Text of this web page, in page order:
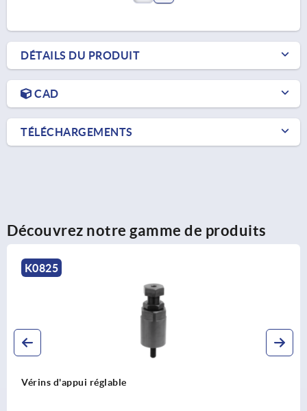
DÉTAILS DU PRODUIT
CAD
TÉLÉCHARGEMENTS
Découvrez notre gamme de produits
K0825
Vérins d'appui réglable